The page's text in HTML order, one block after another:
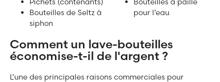
Bouteilles de Seltz à
siphon
pour l’eau
Comment un lave-bouteilles
économise-t-il de l'argent ?
L’une des principales raisons commerciales pour